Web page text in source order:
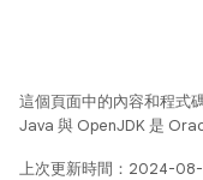
這個頁面中的內容和程式
Java 與 OpenJDK 是
上次更新時間：2024-08-